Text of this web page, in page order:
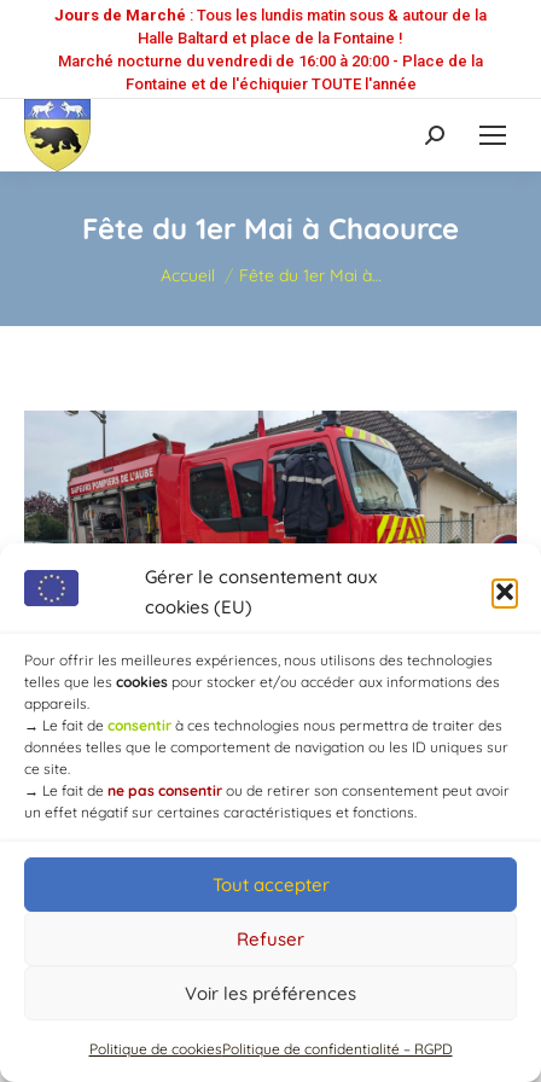
Gérer le consentement aux
cookies (EU)
Pour offrir les meilleures expériences, nous utilisons des technologies
telles que les cookies pour stocker et/ou accéder aux informations des
appareils.
→ Le fait de consentir à ces technologies nous permettra de traiter des
données telles que le comportement de navigation ou les ID uniques sur
ce site.
→ Le fait de ne pas consentir ou de retirer son consentement peut avoir
un effet négatif sur certaines caractéristiques et fonctions.
Tout accepter
Refuser
Voir les préférences
Politique de cookiesPolitique de confidentialité – RGPD
Jours de Marché : Tous les lundis matin sous & autour de la
Halle Baltard et place de la Fontaine !
Marché nocturne du vendredi de 16:00 à 20:00 - Place de la
Fontaine et de l'échiquier TOUTE l'année
Recherche
:
Fête du 1er Mai à Chaource
Vous êtes ici :
Accueil Fête du 1er Mai à…
© Mairie de Chaource [2004-2024] | Tous droits réservés.